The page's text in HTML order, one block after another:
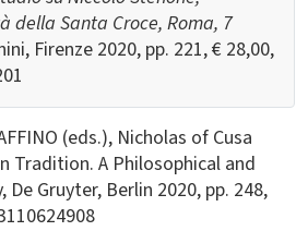
della Santa Croce, Roma, 7
Firenze 2020, pp. 221, € 28,00,
(eds.), Nicholas of Cusa
Tradition. A Philosophical and
De Gruyter, Berlin 2020, pp. 248,